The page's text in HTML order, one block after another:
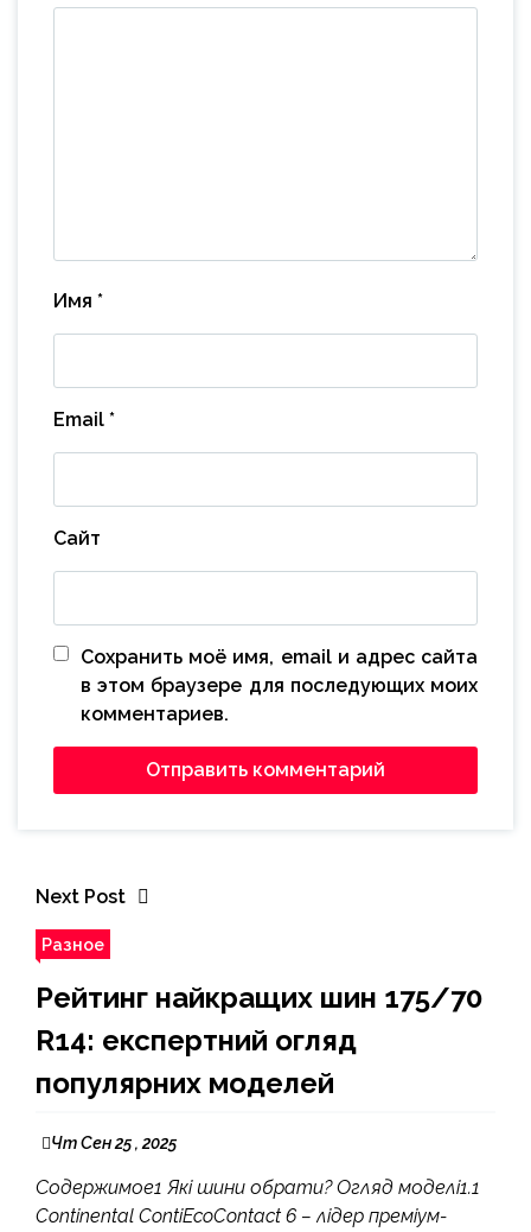
Имя *
Email *
Сайт
Сохранить моё имя, email и адрес сайта
в этом браузере для последующих моих
комментариев.
Next Post
Разное
Рейтинг найкращих шин 175/70
R14: експертний огляд
популярних моделей
Чт Сен 25 , 2025
Содержимое1 Які шини обрати? Огляд моделі1.1
Continental ContiEcoContact 6 – лідер преміум-